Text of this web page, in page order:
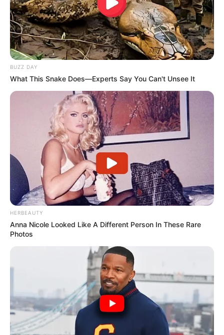
BUZZ DAY
What This Snake Does—Experts Say You Can't Unsee It
HERBEAUTY
Anna Nicole Looked Like A Different Person In These Rare
Photos